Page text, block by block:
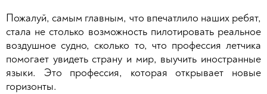
Пожалуй, самым главным, что впечатлило наших ребят,
стала не столько возможность пилотировать реальное
воздушное судно, сколько то, что профессия летчика
помогает увидеть страну и мир, выучить иностранные
языки. Это профессия, которая открывает новые
горизонты.